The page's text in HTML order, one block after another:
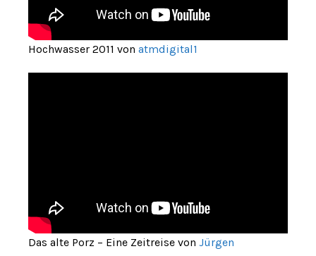
Hochwasser 2011 von atmdigital1
Das alte Porz – Eine Zeitreise von Jürgen